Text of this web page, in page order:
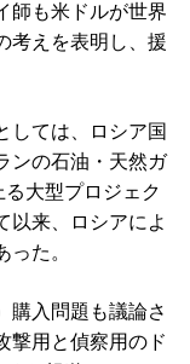
師も米ドルが世界
考えを表明し、援
しては、ロシア国
ンの石油・天然ガ
大型プロジェク
以来、ロシアによ
た。
購入問題も議論さ
撃用と偵察用のド